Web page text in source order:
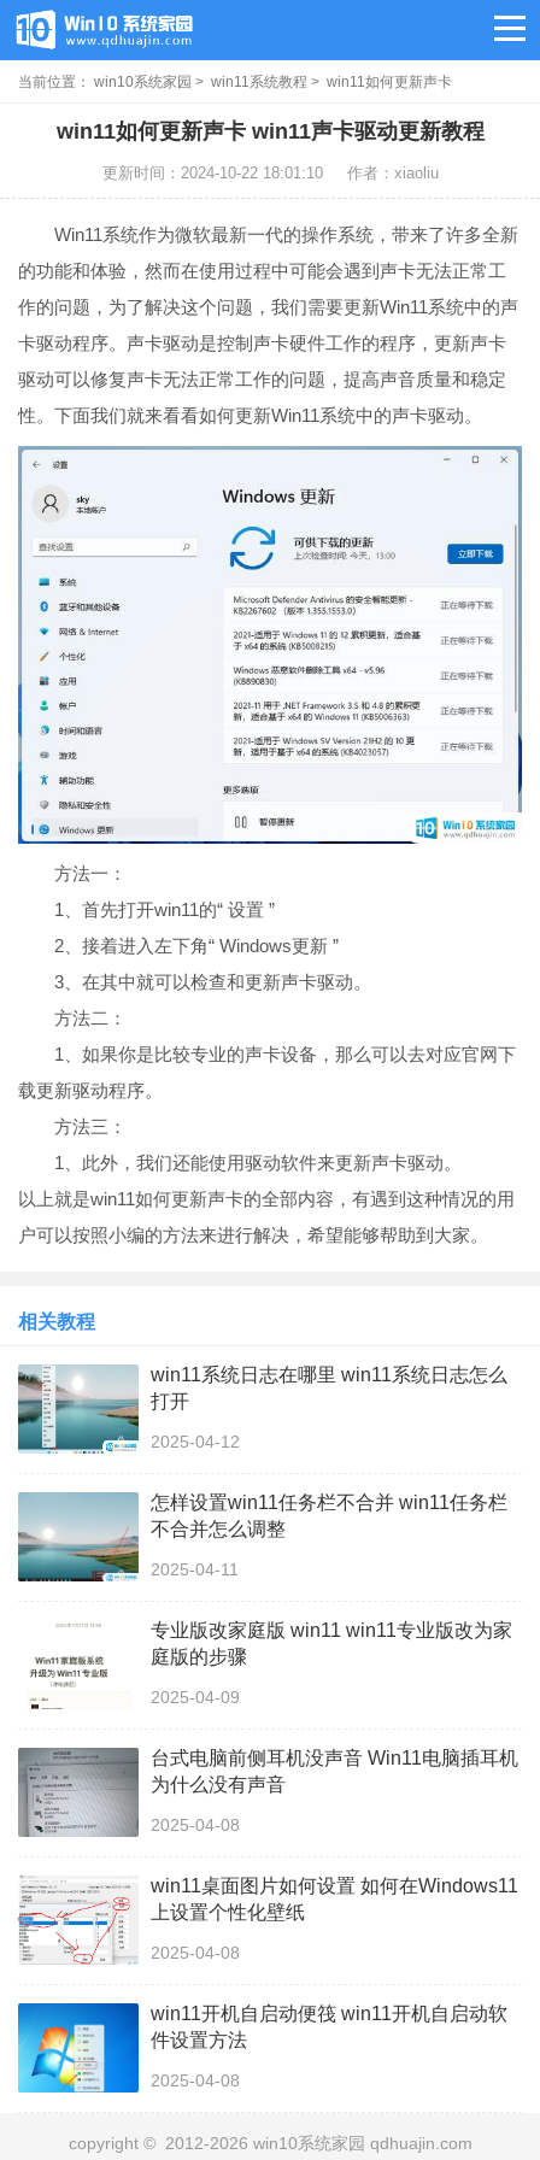
当前位置： win10系统家园 > win11系统教程 > win11如何更新声卡
win11如何更新声卡 win11声卡驱动更新教程
更新时间：2024-10-22 18:01:10 作者：xiaoliu
Win11系统作为微软最新一代的操作系统，带来了许多全新
的功能和体验，然而在使用过程中可能会遇到声卡无法正常工
作的问题，为了解决这个问题，我们需要更新Win11系统中的声
卡驱动程序。声卡驱动是控制声卡硬件工作的程序，更新声卡
驱动可以修复声卡无法正常工作的问题，提高声音质量和稳定
性。下面我们就来看看如何更新Win11系统中的声卡驱动。
方法一：
1、首先打开win11的“ 设置 ”
2、接着进入左下角“ Windows更新 ”
3、在其中就可以检查和更新声卡驱动。
方法二：
1、如果你是比较专业的声卡设备，那么可以去对应官网下
载更新驱动程序。
方法三：
1、此外，我们还能使用驱动软件来更新声卡驱动。
以上就是win11如何更新声卡的全部内容，有遇到这种情况的用
户可以按照小编的方法来进行解决，希望能够帮助到大家。
相关教程
win11系统日志在哪里 win11系统日志怎么
打开
2025-04-12
怎样设置win11任务栏不合并 win11任务栏
不合并怎么调整
2025-04-11
专业版改家庭版 win11 win11专业版改为家
庭版的步骤
2025-04-09
台式电脑前侧耳机没声音 Win11电脑插耳机
为什么没有声音
2025-04-08
win11桌面图片如何设置 如何在Windows11
上设置个性化壁纸
2025-04-08
win11开机自启动便筏 win11开机自启动软
件设置方法
2025-04-08
copyright © 2012-2026 win10系统家园 qdhuajin.com